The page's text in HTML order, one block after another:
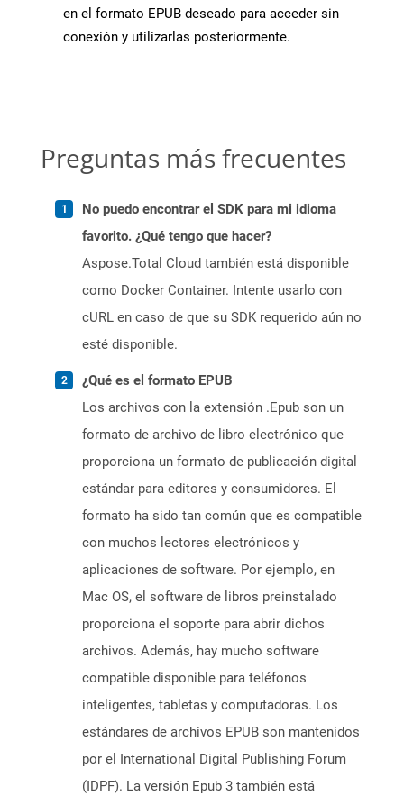
en el formato EPUB deseado para acceder sin
conexión y utilizarlas posteriormente.
Preguntas más frecuentes
No puedo encontrar el SDK para mi idioma
favorito. ¿Qué tengo que hacer?
Aspose.Total Cloud también está disponible
como Docker Container. Intente usarlo con
cURL en caso de que su SDK requerido aún no
esté disponible.
¿Qué es el formato EPUB
Los archivos con la extensión .Epub son un
formato de archivo de libro electrónico que
proporciona un formato de publicación digital
estándar para editores y consumidores. El
formato ha sido tan común que es compatible
con muchos lectores electrónicos y
aplicaciones de software. Por ejemplo, en
Mac OS, el software de libros preinstalado
proporciona el soporte para abrir dichos
archivos. Además, hay mucho software
compatible disponible para teléfonos
inteligentes, tabletas y computadoras. Los
estándares de archivos EPUB son mantenidos
por el International Digital Publishing Forum
(IDPF). La versión Epub 3 también está